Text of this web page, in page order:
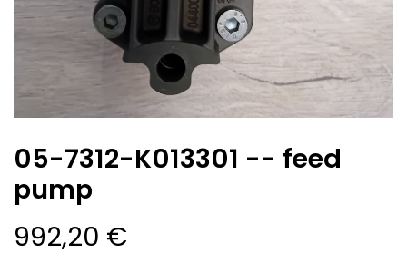
05-7312-K013301 -- feed
pump
992,20 €